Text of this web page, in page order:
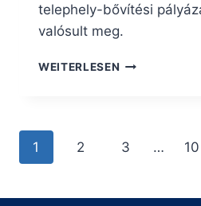
telephely-bővítési
valósult meg.
WEITERLESEN
1 2 3 … 10